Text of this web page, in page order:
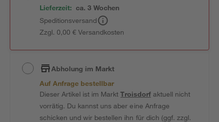
Lieferzeit: ca. 3 Wochen
Speditionsversand
Zzgl. 0,00 € Versandkosten
Abholung im Markt
Auf Anfrage bestellbar
Dieser Artikel ist im MarktTroisdorfaktuell nicht
vorrätig. Du kannst uns aber eine Anfrage
schicken und wir bestellen ihn für dich (ggf. zzgl.